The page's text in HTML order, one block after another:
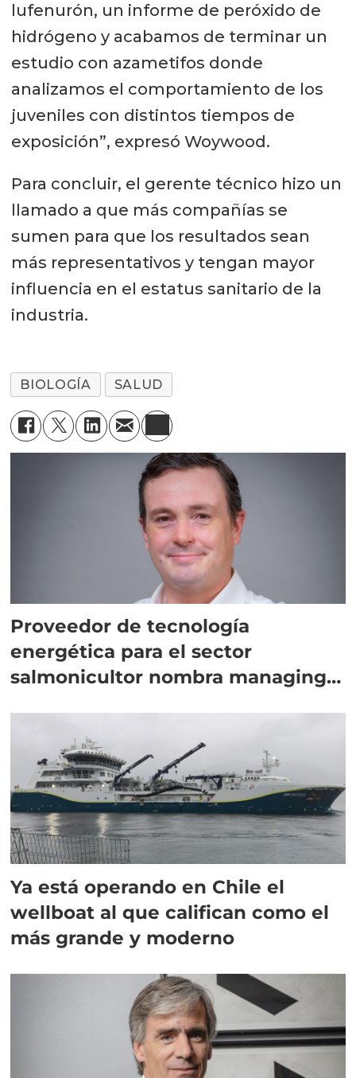
lufenurón, un informe de peróxido de
hidrógeno y acabamos de terminar un
estudio con azametifos donde
analizamos el comportamiento de los
juveniles con distintos tiempos de
exposición”, expresó Woywood.
Para concluir, el gerente técnico hizo un
llamado a que más compañías se
sumen para que los resultados sean
más representativos y tengan mayor
influencia en el estatus sanitario de la
industria.
BIOLOGÍA SALUD
Proveedor de tecnología
energética para el sector
salmonicultor nombra managing
Ya está operando en Chile el
wellboat al que califican como el
más grande y moderno